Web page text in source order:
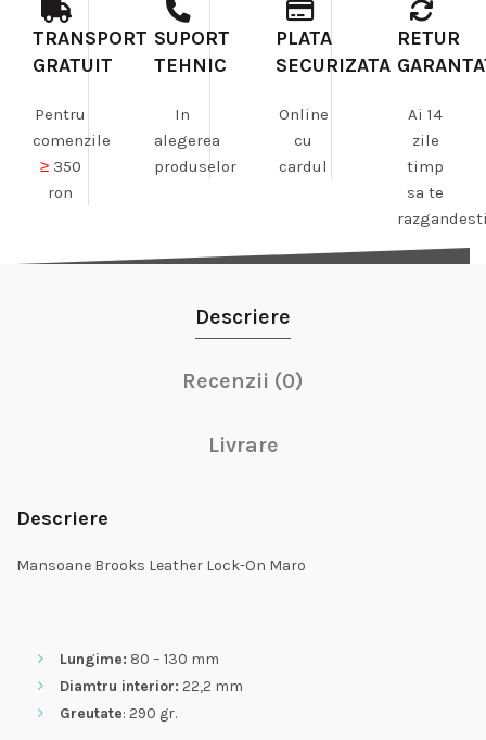
TRANSPORT
GRATUIT
Pentru
comenzile
≥350
ron
SUPORT
TEHNIC
In
alegerea
produselor
PLATA
SECURIZATA
Online
cu
cardul
RETUR
Ai 14
zile
timp
sa te
Descriere
Recenzii (0)
Livrare
Descriere
Mansoane Brooks Leather Lock-On Maro
Lungime: 80 – 130 mm
Diamtru interior: 22,2 mm
Greutate: 290 gr.